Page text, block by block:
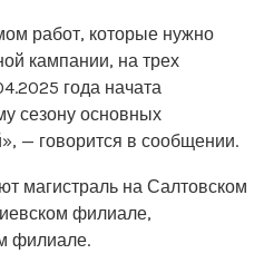
работ, которые нужно
кампании, на трех
года начата
сезону основных
— говорится в сообщении.
магистраль на Салтовском
филиале,
филиале.